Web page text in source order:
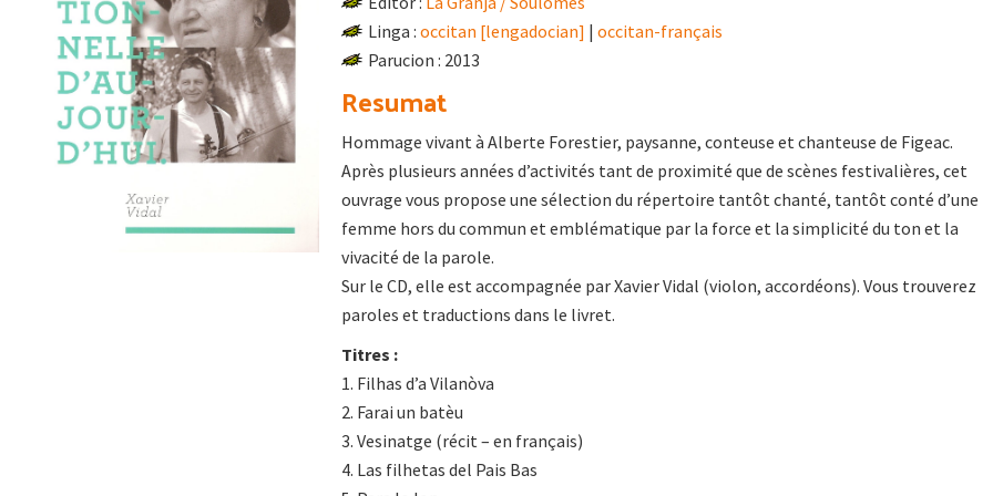
Linga : occitan [lengadocian] | occitan-français
Parucion : 2013
Resumat
Hommage vivant à Alberte Forestier, paysanne, conteuse et chanteuse de Figeac.
Après plusieurs années d’activités tant de proximité que de scènes festivalières, cet
ouvrage vous propose une sélection du répertoire tantôt chanté, tantôt conté d’une
femme hors du commun et emblématique par la force et la simplicité du ton et la
vivacité de la parole.
Sur le CD, elle est accompagnée par Xavier Vidal (violon, accordéons). Vous trouverez
paroles et traductions dans le livret.
Titres :
1. Filhas d’a Vilanòva
2. Farai un batèu
3. Vesinatge (récit – en français)
4. Las filhetas del Pais Bas